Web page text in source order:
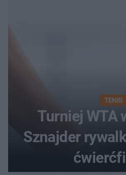
TENIS
Turniej WTA
Sznajder